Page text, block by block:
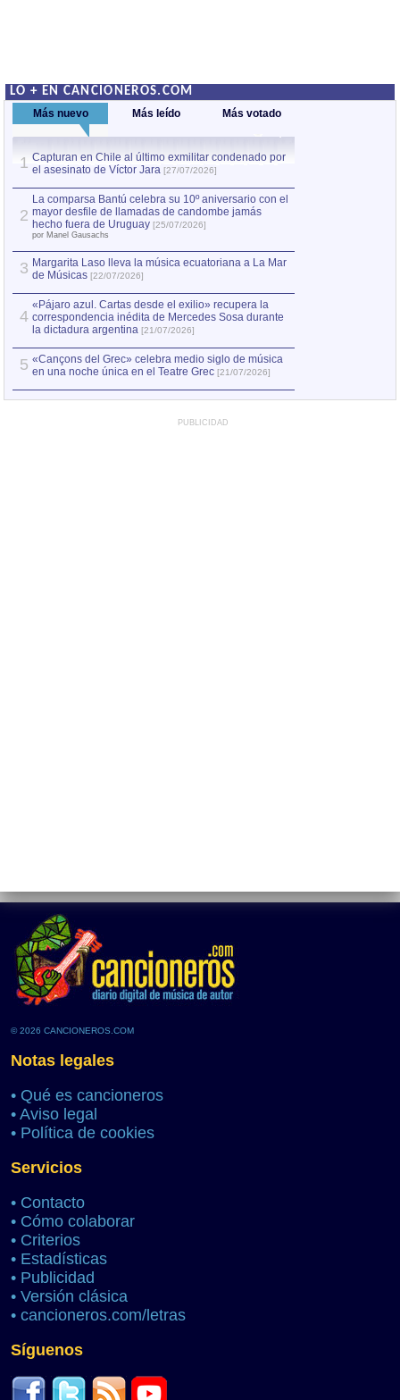
LO + EN CANCIONEROS.COM
Más nuevo Más leído Más votado
1 Capturan en Chile al último exmilitar condenado por
el asesinato de Víctor Jara [27/07/2026]
2
La comparsa Bantú celebra su 10º aniversario con el
mayor desfile de llamadas de candombe jamás
hecho fuera de Uruguay [25/07/2026]
por Manel Gausachs
3 Margarita Laso lleva la música ecuatoriana a La Mar
de Músicas [22/07/2026]
4
«Pájaro azul. Cartas desde el exilio» recupera la
correspondencia inédita de Mercedes Sosa durante
la dictadura argentina [21/07/2026]
5 «Cançons del Grec» celebra medio siglo de música
en una noche única en el Teatre Grec [21/07/2026]
PUBLICIDAD
© 2026 CANCIONEROS.COM
Notas legales
• Qué es cancioneros
• Aviso legal
• Política de cookies
Servicios
• Contacto
• Cómo colaborar
• Criterios
• Estadísticas
• Publicidad
• Versión clásica
• cancioneros.com/letras
Síguenos